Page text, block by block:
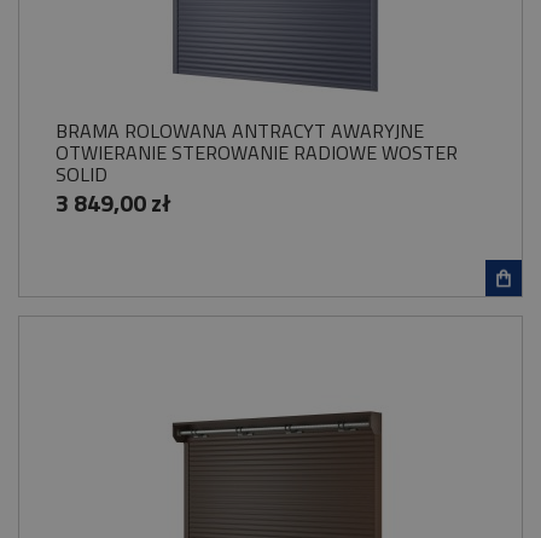
BRAMA ROLOWANA ANTRACYT AWARYJNE
OTWIERANIE STEROWANIE RADIOWE WOSTER
SOLID
3 849,00 zł